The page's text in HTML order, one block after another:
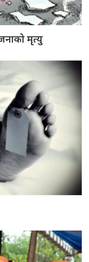
मृत्यु